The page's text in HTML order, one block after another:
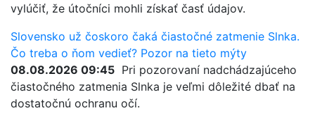
vylúčiť, že útočníci mohli získať časť údajov.
Slovensko už čoskoro čaká čiastočné zatmenie Slnka.
Čo treba o ňom vedieť? Pozor na tieto mýty
08.08.2026 09:45 Pri pozorovaní nadchádzajúceho
čiastočného zatmenia Slnka je veľmi dôležité dbať na
dostatočnú ochranu očí.